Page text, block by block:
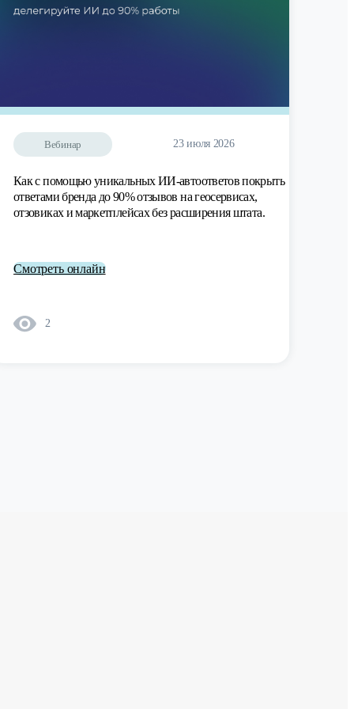
Вебинар 23 июля 2026
Как с помощью уникальных ИИ-автоответов покрыть
ответами бренда до 90% отзывов на геосервисах,
отзовиках и маркетплейсах без расширения штата.
Смотреть онлайн
2